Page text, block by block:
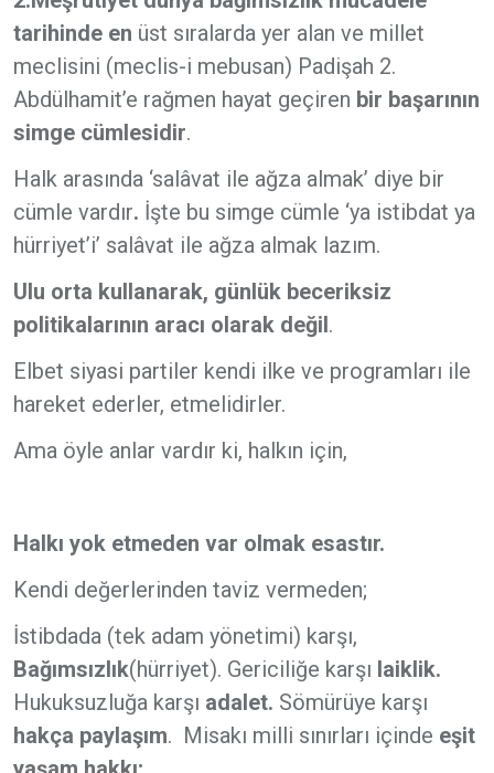
tarihinde en üst sıralarda yer alan ve millet
meclisini (meclis-i mebusan) Padişah 2.
Abdülhamit’e rağmen hayat geçiren bir başarının
simge cümlesidir.
Halk arasında ‘salâvat ile ağza almak’ diye bir
cümle vardır. İşte bu simge cümle ‘ya istibdat ya
hürriyet’i’ salâvat ile ağza almak lazım.
Ulu orta kullanarak, günlük beceriksiz
politikalarının aracı olarak değil.
Elbet siyasi partiler kendi ilke ve programları ile
hareket ederler, etmelidirler.
Ama öyle anlar vardır ki, halkın için,
Halkı yok etmeden var olmak esastır.
Kendi değerlerinden taviz vermeden;
İstibdada (tek adam yönetimi) karşı,
Bağımsızlık(hürriyet). Gericiliğe karşı laiklik.
Hukuksuzluğa karşı adalet. Sömürüye karşı
hakça paylaşım. Misakı milli sınırları içinde eşit